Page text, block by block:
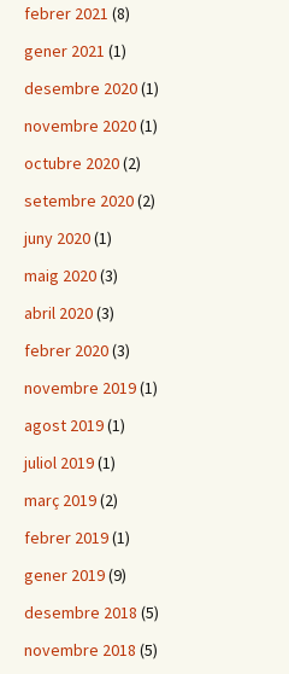
febrer 2021 (8)
gener 2021 (1)
desembre 2020(1)
novembre 2020(1)
octubre 2020(2)
setembre 2020(2)
juny 2020(1)
maig 2020(3)
abril 2020(3)
febrer 2020(3)
novembre 2019(1)
agost 2019(1)
juliol 2019(1)
març 2019(2)
febrer 2019(1)
gener 2019(9)
desembre 2018 (5)
novembre 2018 (5)